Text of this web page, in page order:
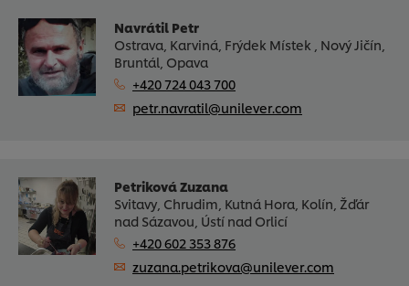
Navrátil Petr
Ostrava, Karviná, Frýdek Místek , Nový Jičín,
Bruntál, Opava
+420 724 043 700
petr.navratil@unilever.com
Petriková Zuzana
Svitavy, Chrudim, Kutná Hora, Kolín, Žďár
nad Sázavou, Ústí nad Orlicí
+420 602 353 876
zuzana.petrikova@unilever.com